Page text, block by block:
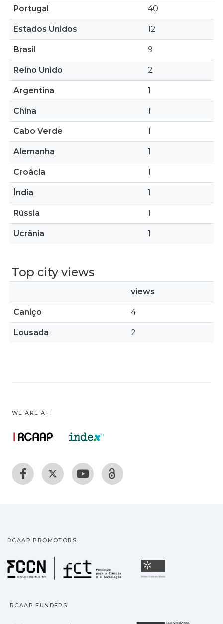
Portugal 40
Estados Unidos 12
Brasil 9
Reino Unido 2
Argentina 1
China 1
Cabo Verde 1
Alemanha 1
Croácia 1
Índia 1
Rússia 1
Ucrânia 1
Top city views
views
Caniço 4
Lousada 2
WE ARE AT:
RCAAP PROMOTORS
Fundação para a
RCAAP FUNDERS